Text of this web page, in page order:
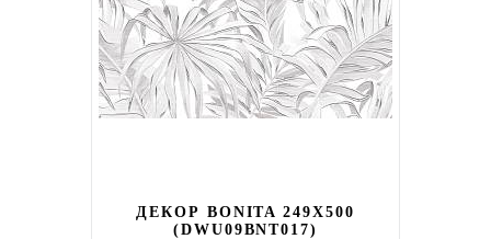
ДЕКОР BONITA 249X500
(DWU09BNT017)